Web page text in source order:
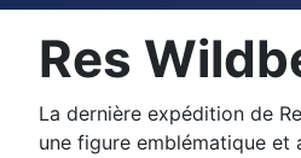
Res
La dernière expédition de
une figure emblématique et